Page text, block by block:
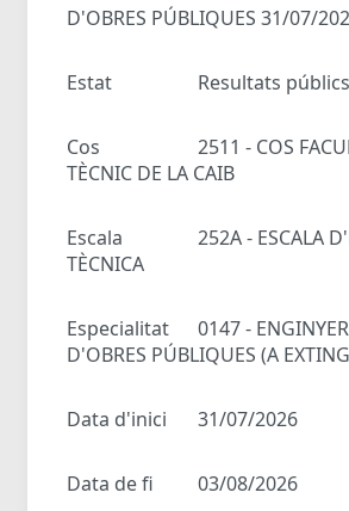
D'OBRES PÚBLIQUES 31/07/
Estat Resultats públics
Cos
2511 - COS
TÈCNIC DE LA CAIB
Escala
252A - ESCALA
TÈCNICA
Especialitat
0147 -
D'OBRES PÚBLIQUES (A
Data d'inici 31/07/2026
Data de fi 03/08/2026